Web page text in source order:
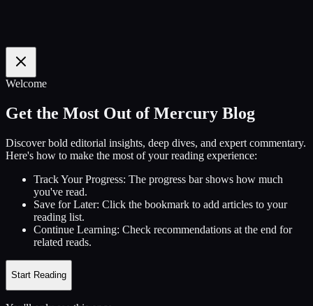
100 %
Welcome
Get the Most Out of Mercury Blog
Discover bold editorial insights, deep dives, and expert commentary.
Here's how to make the most of your reading experience:
Track Your Progress: The progress bar shows how much
you've read.
Save for Later: Click the bookmark to add articles to your
reading list.
Continue Learning: Check recommendations at the end for
related reads.
Start Reading